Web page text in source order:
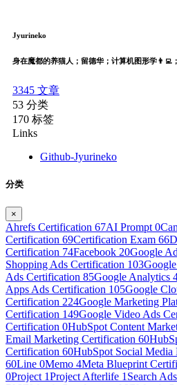
Jyurineko
身在魔都的养猫人；留德华；计算机图形学👨‍💻
3345 文章
53 分类
170 标签
Links
Github-Jyurineko
分类
×
Ahrefs Certification 67AI Prompt 0
Certification 69Certification Exam 66
Certification 74Facebook 20Google
Shopping Ads Certification 103
Ads Certification 85Google Analytics
Apps Ads Certification 105Google
Certification 224Google Marketing
Certification 149Google Video Ads
Certification 0HubSpot Content
Email Marketing Certification 60
Certification 60HubSpot Social
60Line 0Memo 4Meta Blueprint
0Project 1Project Afterlife 1 Search